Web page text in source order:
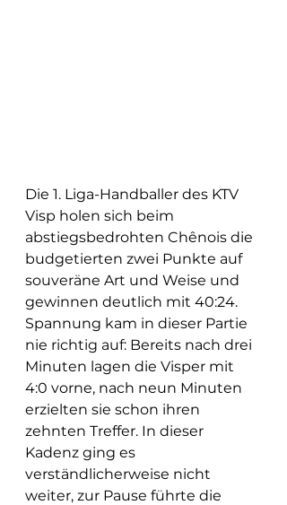
Die 1. Liga-Handballer des KTV
Visp holen sich beim
abstiegsbedrohten Chênois die
budgetierten zwei Punkte auf
souveräne Art und Weise und
gewinnen deutlich mit 40:24.
Spannung kam in dieser Partie
nie richtig auf: Bereits nach drei
Minuten lagen die Visper mit
4:0 vorne, nach neun Minuten
erzielten sie schon ihren
zehnten Treffer. In dieser
Kadenz ging es
verständlicherweise nicht
weiter, zur Pause führte die